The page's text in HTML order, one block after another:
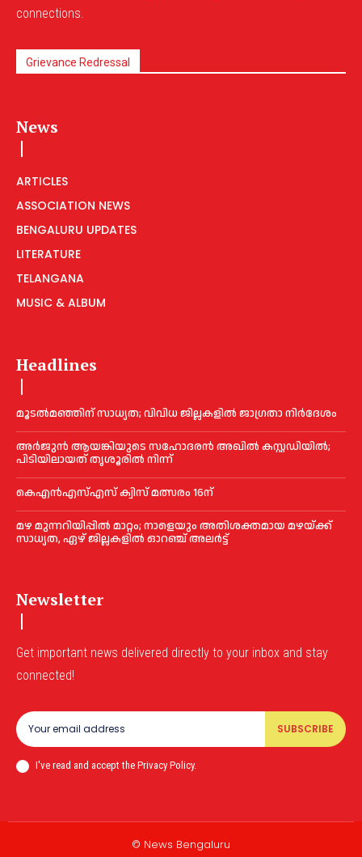
connections.
Grievance Redressal
News
ARTICLES
ASSOCIATION NEWS
BENGALURU UPDATES
LITERATURE
TELANGANA
MUSIC & ALBUM
Headlines
മൂടൽമഞ്ഞിന് സാധ്യത; വിവിധ ജില്ലകളിൽ ജാഗ്രതാ നിർദേശം
അര്‍ജുന്‍ ആയങ്കിയുടെ സഹോദരന്‍ അഖില്‍ കസ്റ്റഡിയില്‍;
പിടിയിലായത് തൃശൂരില്‍ നിന്ന്
കെഎൻഎസ്എസ് ക്വിസ് മത്സരം 16ന്
മഴ മുന്നറിയിപ്പിൽ മാറ്റം; നാളെയും അതിശക്തമായ മഴയ്ക്ക്
സാധ്യത, ഏഴ് ജില്ലകളിൽ ഓറഞ്ച് അലർട്ട്
Newsletter
Get important news delivered directly to your inbox and stay
connected!
SUBSCRIBE
I've read and accept the Privacy Policy.
© News Bengaluru